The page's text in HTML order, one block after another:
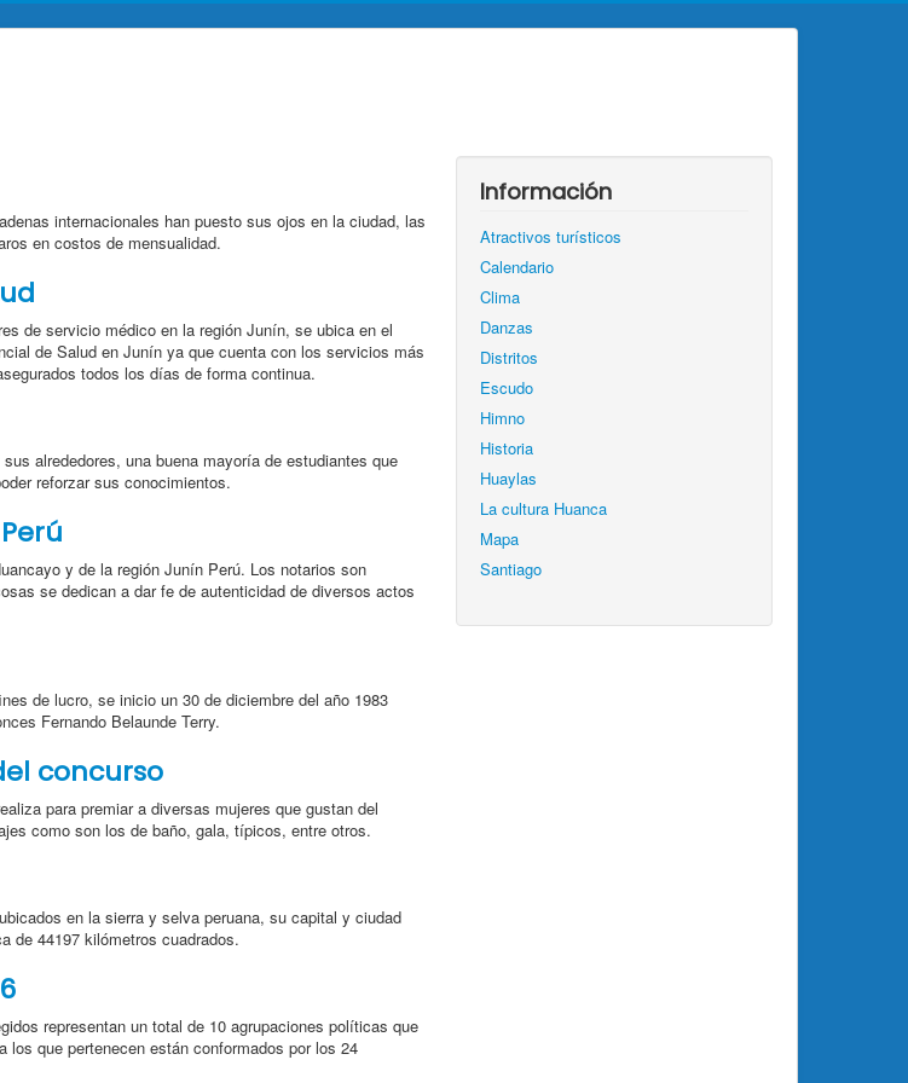
internacionales han puesto sus ojos en la ciudad, las
en costos de mensualidad.
de servicio médico en la región Junín, se ubica en el
de Salud en Junín ya que cuenta con los servicios más
todos los días de forma continua.
alrededores, una buena mayoría de estudiantes que
reforzar sus conocimientos.
y de la región Junín Perú. Los notarios son
se dedican a dar fe de autenticidad de diversos actos
de lucro, se inicio un 30 de diciembre del año 1983
Fernando Belaunde Terry.
concurso
para premiar a diversas mujeres que gustan del
como son los de baño, gala, típicos, entre otros.
en la sierra y selva peruana, su capital y ciudad
de 44197 kilómetros cuadrados.
representan un total de 10 agrupaciones políticas que
que pertenecen están conformados por los 24
Información
Atractivos turísticos
Calendario
Clima
Danzas
Distritos
Escudo
Himno
Historia
Huaylas
La cultura Huanca
Mapa
Santiago